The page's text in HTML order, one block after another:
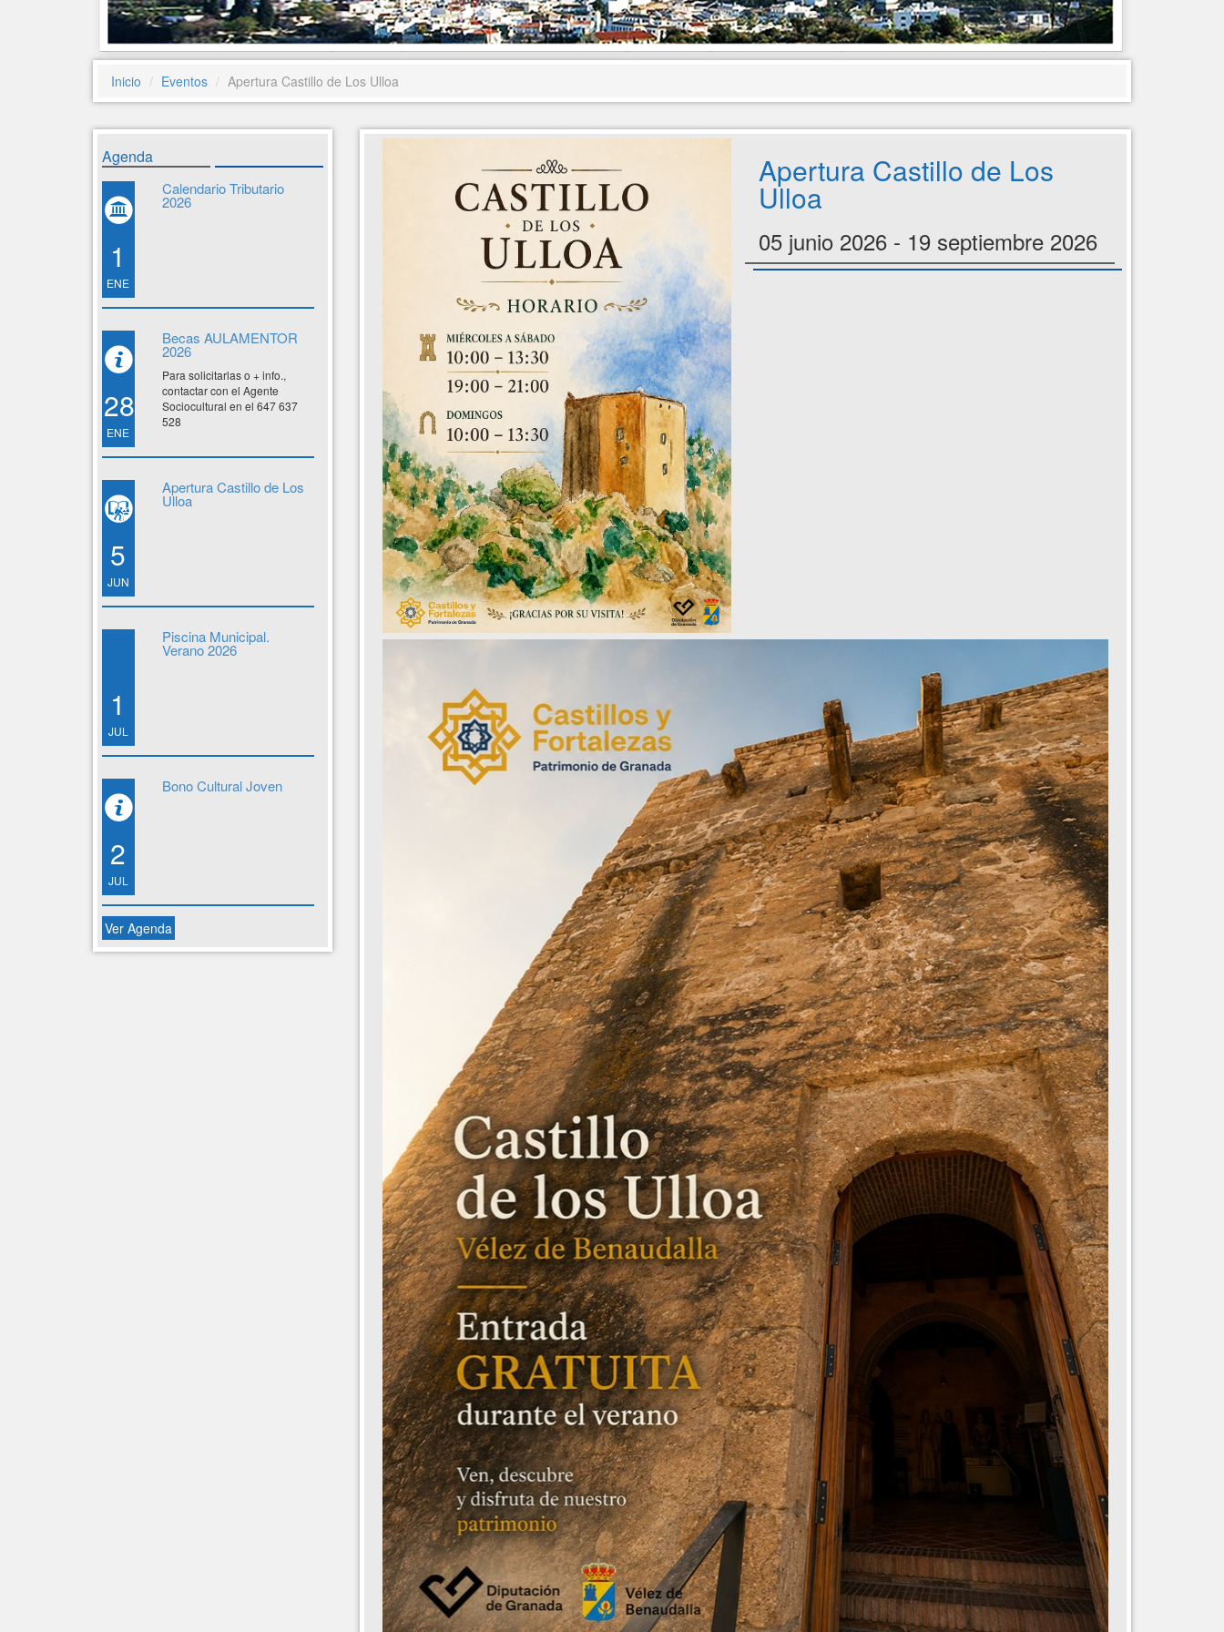
Inicio Eventos Apertura Castillo de Los Ulloa
Agenda
1
ENE
Calendario Tributario
2026
28
ENE
Becas AULAMENTOR
2026
Para solicitarlas o + info.,
contactar con el Agente
Sociocultural en el 647 637
528
5
JUN
Apertura Castillo de Los
Ulloa
1
JUL
Piscina Municipal.
Verano 2026
2
JUL
Bono Cultural Joven
Ver Agenda
Apertura Castillo de Los
Ulloa
05 junio 2026 - 19 septiembre 2026